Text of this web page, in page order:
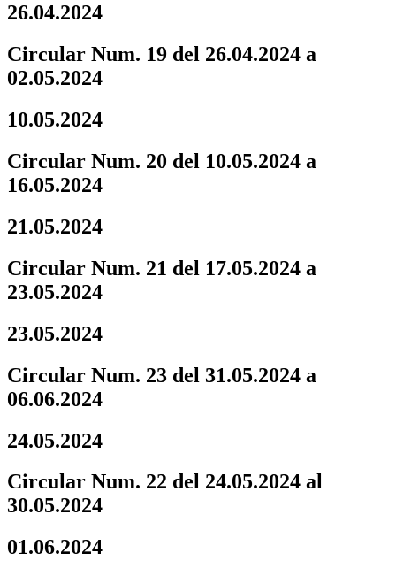
26.04.2024
Circular Num. 19 del 26.04.2024 a
02.05.2024
10.05.2024
Circular Num. 20 del 10.05.2024 a
16.05.2024
21.05.2024
Circular Num. 21 del 17.05.2024 a
23.05.2024
23.05.2024
Circular Num. 23 del 31.05.2024 a
06.06.2024
24.05.2024
Circular Num. 22 del 24.05.2024 al
30.05.2024
01.06.2024